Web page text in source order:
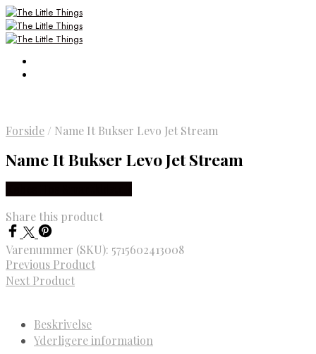
Forside / Name It Bukser Levo Jet Stream
Name It Bukser Levo Jet Stream
Share this product
Varenummer (SKU): 5715602413008
Previous Product
Next Product
Beskrivelse
Yderligere information